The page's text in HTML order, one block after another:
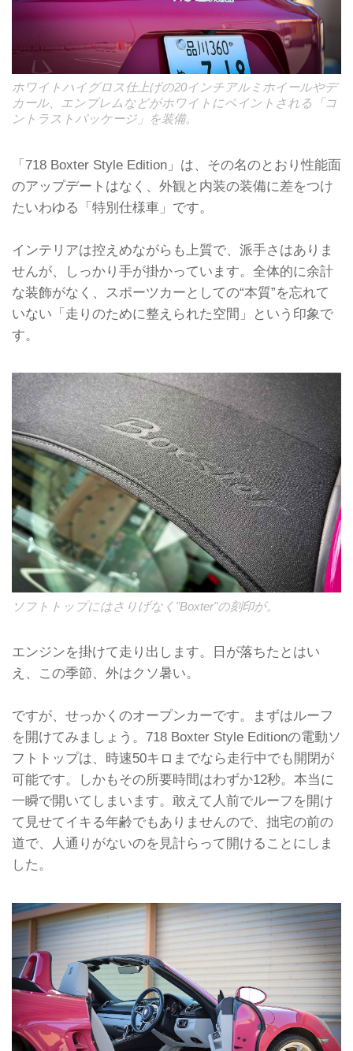
ホワイトハイグロス仕上げの20インチアルミホイールやデ
カール、エンブレムなどがホワイトにペイントされる「コ
ントラストパッケージ」を装備。
「718 Boxter Style Edition」は、その名のとおり性能面
のアップデートはなく、外観と内装の装備に差をつけ
たいわゆる「特別仕様車」です。
インテリアは控えめながらも上質で、派手さはありま
せんが、しっかり手が掛かっています。全体的に余計
な装飾がなく、スポーツカーとしての“本質”を忘れて
いない「走りのために整えられた空間」という印象で
す。
ソフトトップにはさりげなく"Boxter"の刻印が。
エンジンを掛けて走り出します。日が落ちたとはい
え、この季節、外はクソ暑い。
ですが、せっかくのオープンカーです。まずはルーフ
を開けてみましょう。718 Boxter Style Editionの電動ソ
フトトップは、時速50キロまでなら走行中でも開閉が
可能です。しかもその所要時間はわずか12秒。本当に
一瞬で開いてしまいます。敢えて人前でルーフを開け
て見せてイキる年齢でもありませんので、拙宅の前の
道で、人通りがないのを見計らって開けることにしま
した。